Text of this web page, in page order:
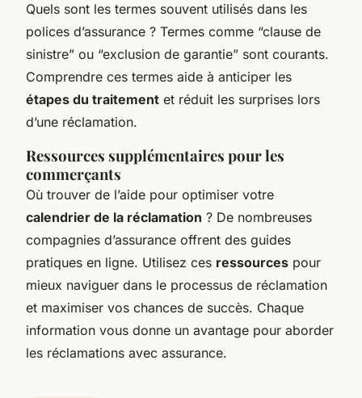
Quels sont les termes souvent utilisés dans les
polices d’assurance ? Termes comme “clause de
sinistre” ou “exclusion de garantie” sont courants.
Comprendre ces termes aide à anticiper les
étapes du traitement et réduit les surprises lors
d’une réclamation.
Ressources supplémentaires pour les
commerçants
Où trouver de l’aide pour optimiser votre
calendrier de la réclamation ? De nombreuses
compagnies d’assurance offrent des guides
pratiques en ligne. Utilisez ces ressources pour
mieux naviguer dans le processus de réclamation
et maximiser vos chances de succès. Chaque
information vous donne un avantage pour aborder
les réclamations avec assurance.